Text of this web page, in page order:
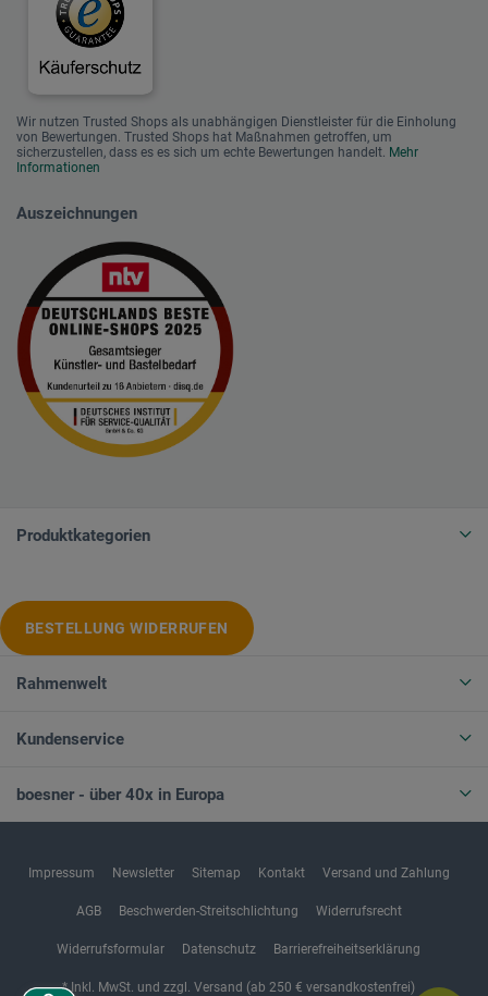
Wir nutzen Trusted Shops als unabhängigen Dienstleister für die Einholung
von Bewertungen. Trusted Shops hat Maßnahmen getroffen, um
sicherzustellen, dass es es sich um echte Bewertungen handelt. Mehr
Informationen
Auszeichnungen
Produktkategorien
BESTELLUNG WIDERRUFEN
Rahmenwelt
Kundenservice
boesner - über 40x in Europa
Impressum Newsletter Sitemap Kontakt Versand und Zahlung
AGB Beschwerden-Streitschlichtung Widerrufsrecht
Widerrufsformular Datenschutz Barrierefreiheitserklärung
* Inkl. MwSt. und zzgl. Versand (ab 250 € versandkostenfrei)